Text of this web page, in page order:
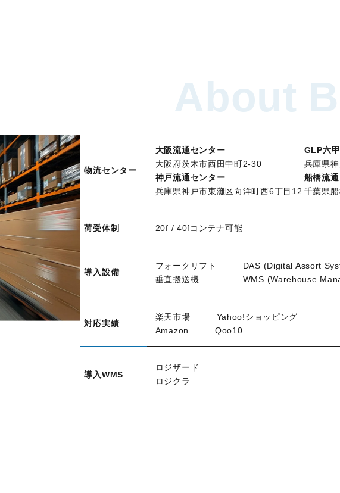
About
物流センター
大阪流通センター
大阪府茨木市西田中町2-30
GLP六
兵庫県
神戸流通センター
兵庫県神戸市東灘区向洋町西6丁目12
船橋流
千葉県
荷受体制 20f / 40fコンテナ可能
導入設備
フォークリフト DAS (Digital Assort
垂直搬送機 WMS (Warehouse
対応実績
楽天市場 Yahoo!ショッピング
Amazon Qoo10
導入WMS
ロジザード
ロジクラ